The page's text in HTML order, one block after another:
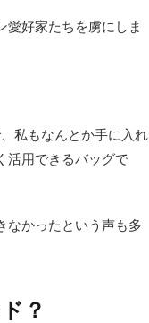
愛好家たちを虜にしま
私もなんとか手に入れ
活用できるバッグで
なかったという声も多
？